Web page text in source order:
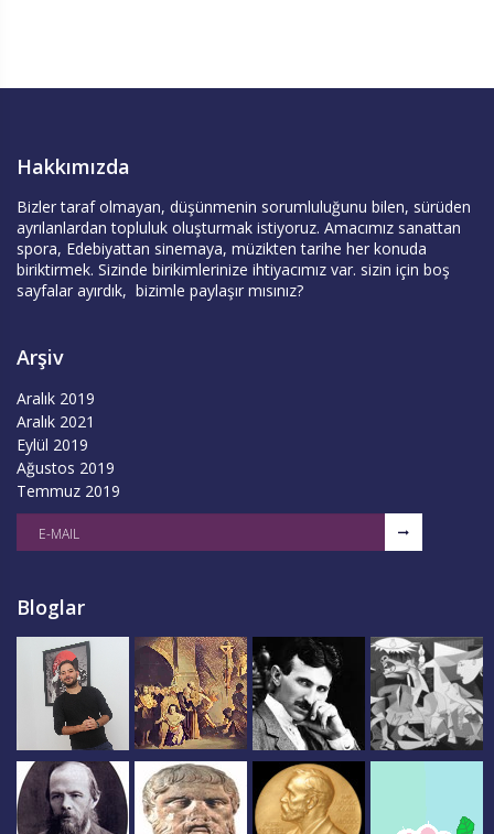
Hakkımızda
Bizler taraf olmayan, düşünmenin sorumluluğunu bilen, sürüden
ayrılanlardan topluluk oluşturmak istiyoruz. Amacımız sanattan
spora, Edebiyattan sinemaya, müzikten tarihe her konuda
biriktirmek. Sizinde birikimlerinize ihtiyacımız var. sizin için boş
sayfalar ayırdık, bizimle paylaşır mısınız?
Arşiv
Aralık 2019
Aralık 2021
Eylül 2019
Ağustos 2019
Temmuz 2019
Bloglar